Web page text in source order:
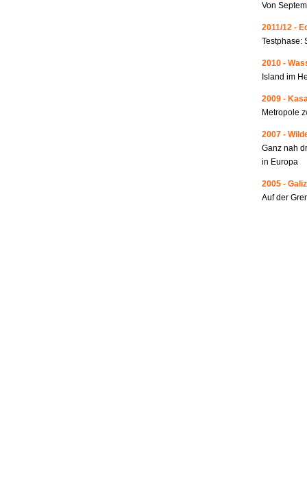
Von
2011/12 -
Testphase:
2010 -
Island im
2009 -
Metropole
2007 -
Ganz nah
in Europa
2005 -
Auf der